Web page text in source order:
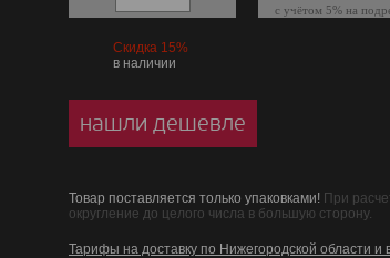
с учётом 5% на
Скидка 15%
в наличии
нашли дешевле
Товар поставляется только упаковками! При
округление до целого числа в большую сторону.
Тарифы на доставку по Нижегородской области и